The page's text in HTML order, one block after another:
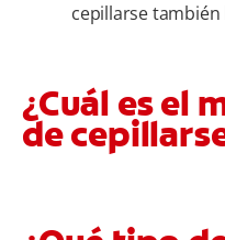
cepillarse también
¿Cuál es el
de